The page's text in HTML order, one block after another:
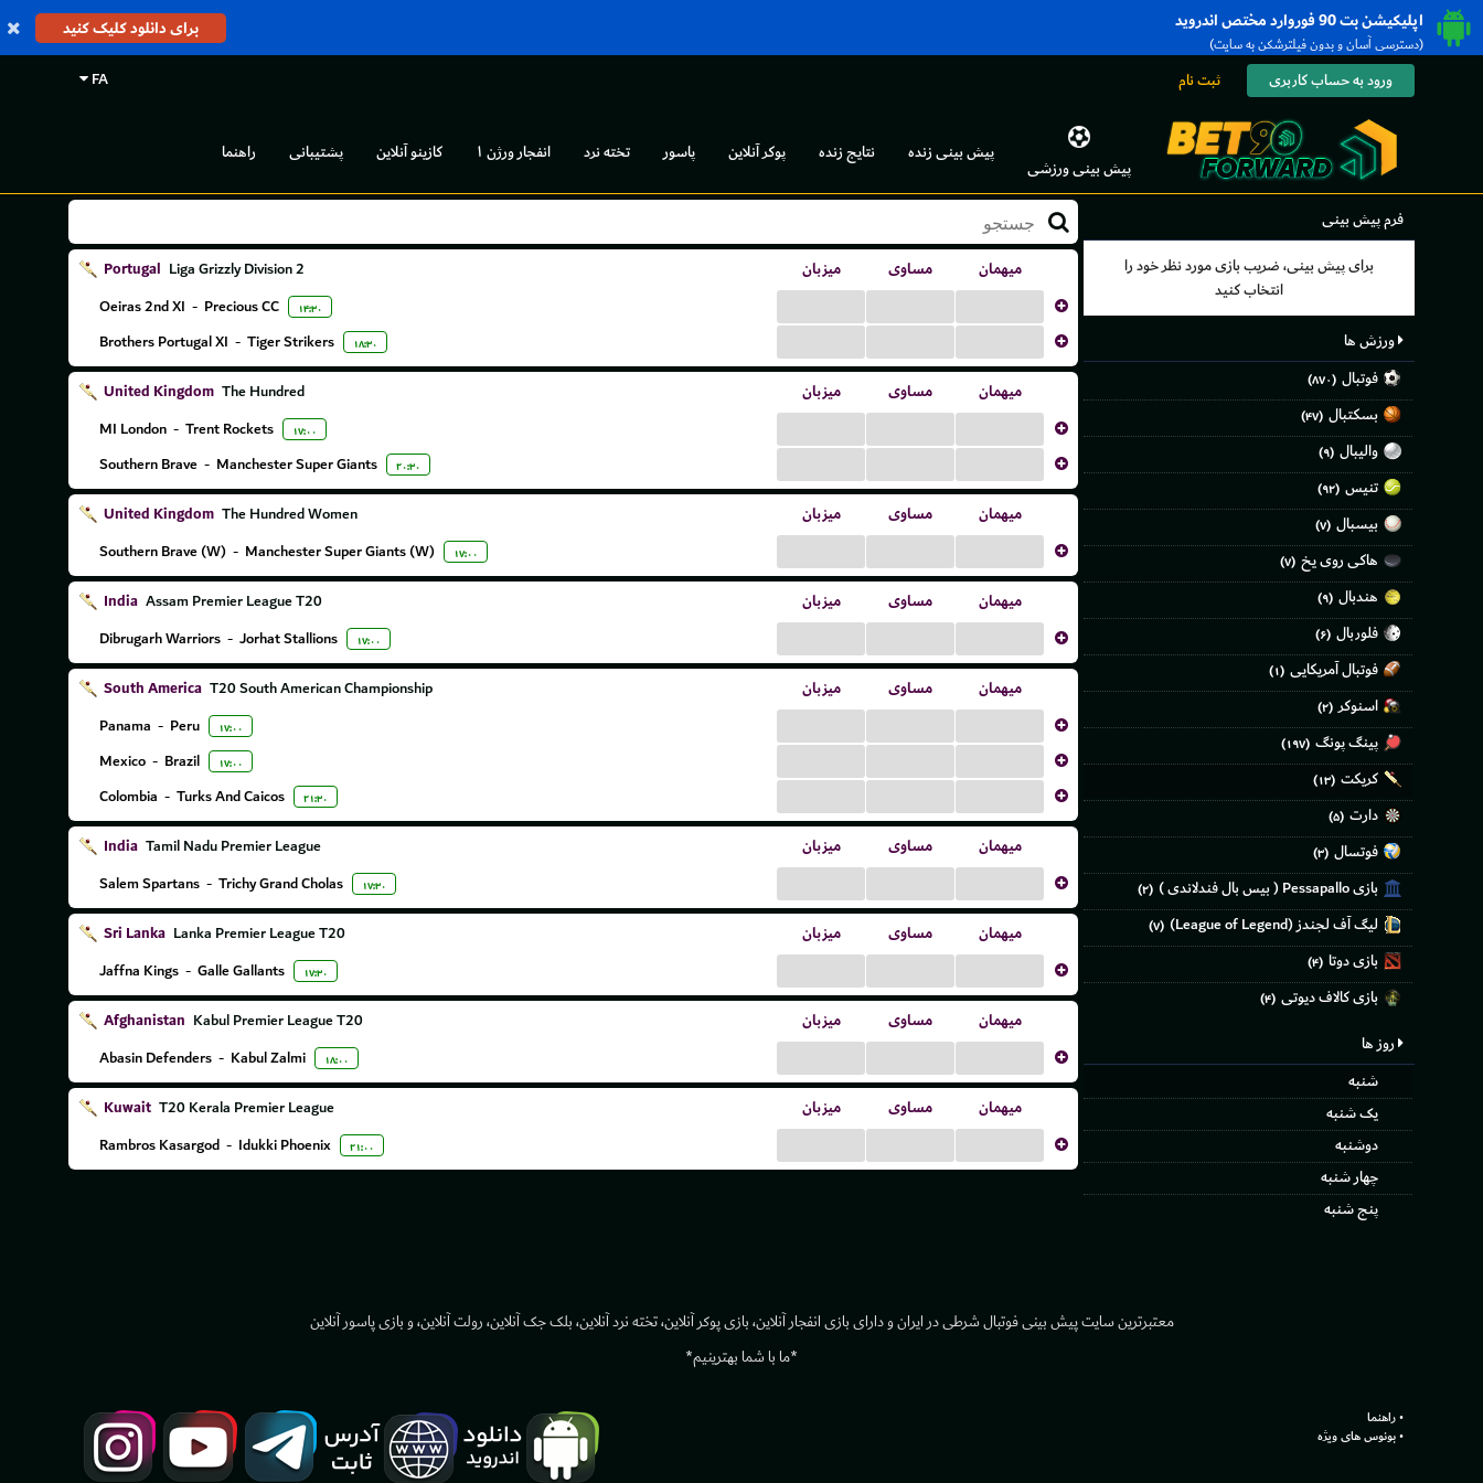
اپلیکیشن بت 90 فوروارد مختص اندروید
(دسترسی آسان و بدون فیلترشکن به سایت)
برای دانلود کلیک کنید
FA ورود به حساب کاربری ثبت نام
پیش بینی ورزشی
پیش بینی زنده نتایج زنده پوکر آنلاین پاسور تخته نرد انفجار ورژن ۱ کازینو آنلاین پشتیبانی راهنما
فرم پیش بینی
برای پیش بینی، ضریب بازی مورد نظر خود را
انتخاب کنید
ورزش ها
فوتبال (۸۷۰)
بسکتبال (۴۷)
والیبال (۹)
تنیس (۹۲)
بیسبال (۷)
هاکی روی یخ (۷)
هندبال (۹)
فلوربال (۶)
فوتبال آمریکایی (۱)
اسنوکر (۲)
پینگ پونگ (۱۹۷)
کریکت (۱۳)
دارت (۵)
فوتسال (۳)
بازی Pessapallo ( بیس بال فندلاندی ) (۲)
لیگ آف لجندز (League of Legend) (۷)
بازی دوتا (۴)
بازی کالاف دیوتی (۴)
روز ها
شنبه
یک شنبه
دوشنبه
چهار شنبه
پنج شنبه
Portugal Liga Grizzly Division 2 میزبان مساوی میهمان
Oeiras 2nd XI - Precious CC ۱۴:۳۰
Brothers Portugal XI - Tiger Strikers ۱۸:۳۰
United Kingdom The Hundred میزبان مساوی میهمان
MI London - Trent Rockets ۱۷:۰۰
Southern Brave - Manchester Super Giants ۲۰:۳۰
United Kingdom The Hundred Women میزبان مساوی میهمان
Southern Brave (W) - Manchester Super Giants (W) ۱۷:۰۰
India Assam Premier League T20 میزبان مساوی میهمان
Dibrugarh Warriors - Jorhat Stallions ۱۷:۰۰
South America T20 South American Championship میزبان مساوی میهمان
Panama - Peru ۱۷:۰۰
Mexico - Brazil ۱۷:۰۰
Colombia - Turks And Caicos ۲۱:۳۰
India Tamil Nadu Premier League میزبان مساوی میهمان
Salem Spartans - Trichy Grand Cholas ۱۷:۳۰
Sri Lanka Lanka Premier League T20 میزبان مساوی میهمان
Jaffna Kings - Galle Gallants ۱۷:۳۰
Afghanistan Kabul Premier League T20 میزبان مساوی میهمان
Abasin Defenders - Kabul Zalmi ۱۸:۰۰
Kuwait T20 Kerala Premier League میزبان مساوی میهمان
Rambros Kasargod - Idukki Phoenix ۲۱:۰۰
معتبر‌ترین سایت پیش بینی‌ فوتبال شرطی در ایران و دارای بازی انفجار آنلاین، بازی پوکر آنلاین، تخته نرد آنلاین، بلک جک آنلاین، رولت آنلاین، و بازی پاسور آنلاین
*ما با شما بهترینیم*
راهنما
بونوس های ویژه